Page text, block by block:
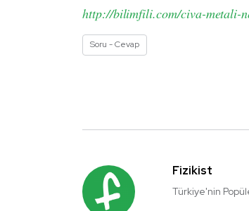
http://bilimfili.com/civa-metali-
Soru - Cevap
Fizikist
Türkiye'nin